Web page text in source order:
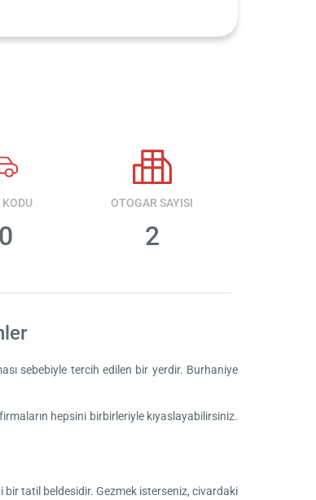
OTOGAR SAYISI
2
sebebiyle tercih edilen bir yerdir. Burhaniye
hepsini birbirleriyle kıyaslayabilirsiniz.
bir tatil beldesidir. Gezmek isterseniz, civardaki